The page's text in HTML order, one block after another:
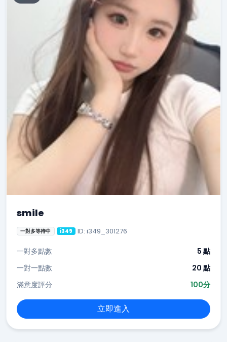
smile
一對多等待中 i349 ID: i349_301276
一對多點數
5 點
一對一點數
20 點
滿意度評分
100分
立即進入